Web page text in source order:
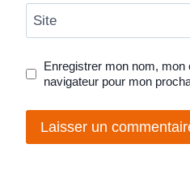
Site
Enregistrer mon nom,
navigateur pour mon